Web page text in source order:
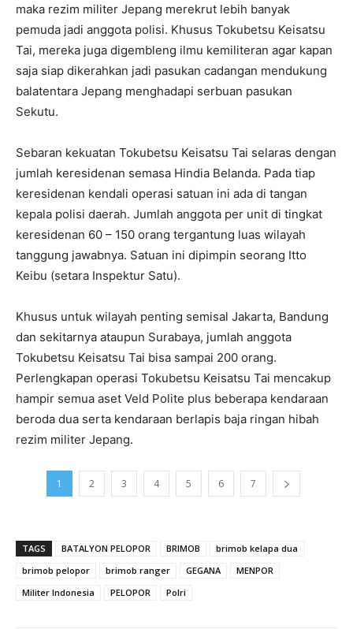
maka rezim militer Jepang merekrut lebih banyak
pemuda jadi anggota polisi. Khusus Tokubetsu Keisatsu
Tai, mereka juga digembleng ilmu kemiliteran agar kapan
saja siap dikerahkan jadi pasukan cadangan mendukung
balatentara Jepang menghadapi serbuan pasukan
Sekutu.
Sebaran kekuatan Tokubetsu Keisatsu Tai selaras dengan
jumlah keresidenan semasa Hindia Belanda. Pada tiap
keresidenan kendali operasi satuan ini ada di tangan
kepala polisi daerah. Jumlah anggota per unit di tingkat
keresidenan 60 – 150 orang tergantung luas wilayah
tanggung jawabnya. Satuan ini dipimpin seorang Itto
Keibu (setara Inspektur Satu).
Khusus untuk wilayah penting semisal Jakarta, Bandung
dan sekitarnya ataupun Surabaya, jumlah anggota
Tokubetsu Keisatsu Tai bisa sampai 200 orang.
Perlengkapan operasi Tokubetsu Keisatsu Tai mencakup
hampir semua aset Veld Polite plus beberapa kendaraan
beroda dua serta kendaraan berlapis baja ringan hibah
rezim militer Jepang.
1 2 3 4 5 6 7
TAGS BATALYON PELOPOR BRIMOB
brimob kelapa dua
brimob pelopor
brimob ranger GEGANA
MENPOR
Militer Indonesia
PELOPOR Polri